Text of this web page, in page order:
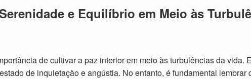
e Equilíbrio em Meio às
de cultivar a paz interior em meio às turbulências da vida.
de inquietação e angústia. No entanto, é fundamental